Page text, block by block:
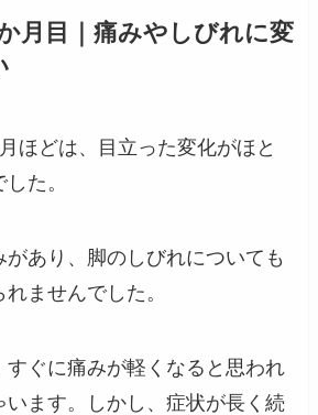
月目｜痛みやしびれに変
ほどは、目立った変化がほと
た。
あり、脚のしびれについても
ませんでした。
すぐに痛みが軽くなると思われ
います。しかし、症状が長く続